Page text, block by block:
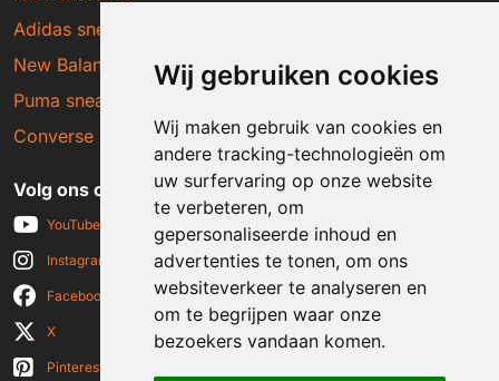
Wij gebruiken cookies
Wij maken gebruik van cookies en
andere tracking-technologieën om
uw surfervaring op onze website
te verbeteren, om
gepersonaliseerde inhoud en
advertenties te tonen, om ons
websiteverkeer te analyseren en
om te begrijpen waar onze
bezoekers vandaan komen.
Adidas sneakers
New Balance sneakers
Puma sneakers
Converse sneakers
Volg ons op social media
YouTube
Instagram
Facebook
X
Pinterest